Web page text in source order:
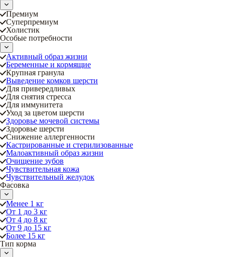
Премиум
Суперпремиум
Холистик
Особые потребности
Активный образ жизни
Беременные и кормящие
Крупная гранула
Выведение комков шерсти
Для привередливых
Для снятия стресса
Для иммунитета
Уход за цветом шерсти
Здоровье мочевой системы
Здоровье шерсти
Снижение аллергенности
Кастрированные и стерилизованные
Малоактивный образ жизни
Очищение зубов
Чувствительная кожа
Чувствительный желудок
Фасовка
Менее 1 кг
От 1 до 3 кг
От 4 до 8 кг
От 9 до 15 кг
Более 15 кг
Тип корма